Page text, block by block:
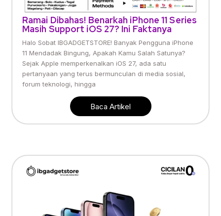
Ramai Dibahas! Benarkah iPhone 11 Series
Masih Support iOS 27? Ini Faktanya
Halo Sobat IBGADGETSTORE! Banyak Pengguna iPhone
11 Mendadak Bingung, Apakah Kamu Salah Satunya?
Sejak Apple memperkenalkan iOS 27, ada satu
pertanyaan yang terus bermunculan di media sosial,
forum teknologi, hingga
Baca Artikel